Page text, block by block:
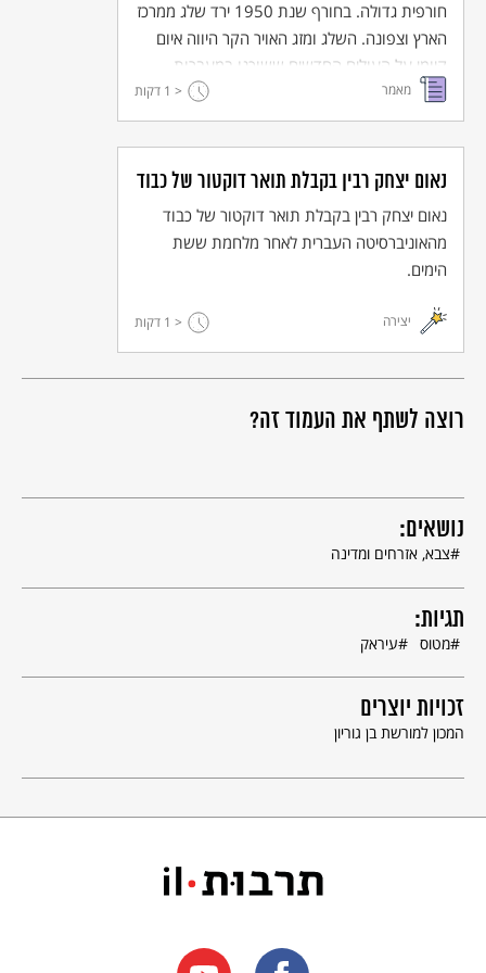
קבצים להורדה
רוצה לשתף את העמוד זה?
חורפית גדולה. בחורף שנת 1950 ירד שלג ממרכז
הארץ וצפונה. השלג ומזג האויר הקר היווה איום
קיומי על העולים החדשים ששוכנו במעברות.
הסוכנות היהודית שהיתה אחראית לקליטת העולים
ביקשה את סיועה של הממשלה ואכן הצבא
השתלב בפעיליות מגוונות לסיוע לעולים החדשים
שהתקשו להתמודד עם מזג האויר בתנאי
מאמר < 1 דקות
נאום יצחק רבין בקבלת תואר דוקטור של כבוד
נאום יצחק רבין בקבלת תואר דוקטור של כבוד
מהאוניברסיטה העברית לאחר מלחמת ששת
הימים.
יצירה < 1 דקות
נושאים:
צבא, אזרחים ומדינה
תגיות:
מטוס עיראק
זכויות יוצרים
המכון למורשת בן גוריון